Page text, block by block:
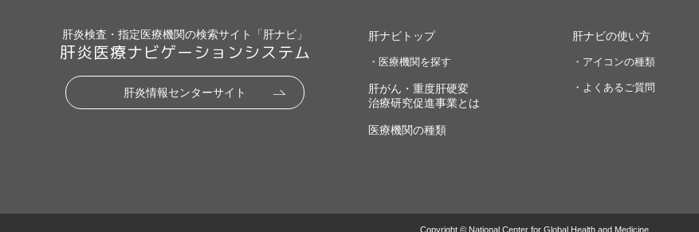
肝炎検査・指定医療機関の検索サイト「肝ナビ」
肝炎医療ナビゲーションシステム
肝炎情報センターサイト
肝ナビトップ
・医療機関を探す
肝がん・重度肝硬変
治療研究促進事業とは
医療機関の種類
肝ナビの使い方
・アイコンの種類
・よくあるご質問
Copyright © National Center for Global Health and Medicine.